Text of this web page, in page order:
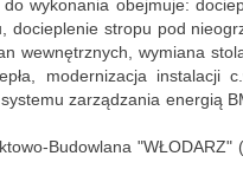
wykonania obejmuje:
docieplenie stropu pod
wewnętrznych, wymiana
modernizacja instalacji
zarządzania energią
Budowlana